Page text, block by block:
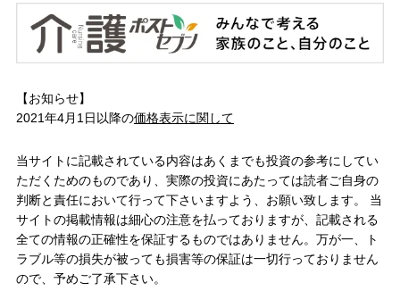
【お知らせ】
2021年4月1日以降の価格表示に関して
当サイトに記載されている内容はあくまでも投資の参考にしてい
ただくためのものであり、実際の投資にあたっては読者ご自身の
判断と責任において行って下さいますよう、お願い致します。 当
サイトの掲載情報は細心の注意を払っておりますが、記載される
全ての情報の正確性を保証するものではありません。万が一、ト
ラブル等の損失が被っても損害等の保証は一切行っておりません
ので、予めご了承下さい。